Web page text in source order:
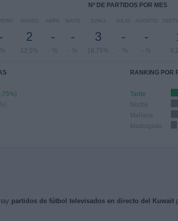
Nº DE PARTIDOS POR MES
-
MARZO
2
12,5%
ABRIL
-
- %
MAYO
-
- %
JUNIO
3
18,75%
JULIO
-
- %
AGOSTO
-
- %
RANKING POR
Tarde
Noche
Mañana
Madrugada
partidos de fútbol televisados en directo del Kuwait